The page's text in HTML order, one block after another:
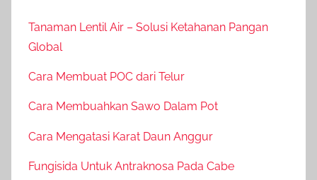
Tanaman Lentil Air – Solusi Ketahanan Pangan
Global
Cara Membuat POC dari Telur
Cara Membuahkan Sawo Dalam Pot
Cara Mengatasi Karat Daun Anggur
Fungisida Untuk Antraknosa Pada Cabe